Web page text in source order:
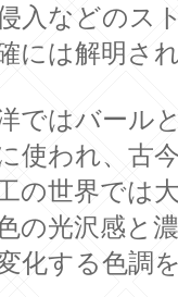
入などのス
には解明さ
ではバール
使われ、古
の世界では
の光沢感と
化する色調